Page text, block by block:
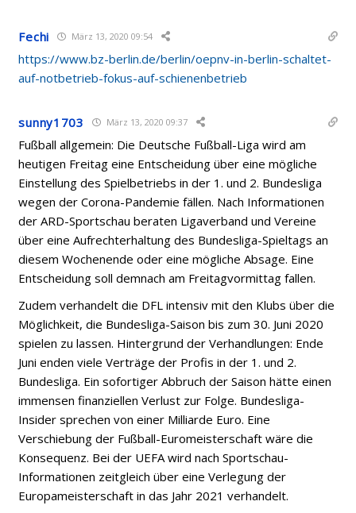
Fechi März 13, 2020 09:54
https://www.bz-berlin.de/berlin/oepnv-in-berlin-schaltet-
auf-notbetrieb-fokus-auf-schienenbetrieb
sunny1703 März 13, 2020 09:37
Fußball allgemein: Die Deutsche Fußball-Liga wird am
heutigen Freitag eine Entscheidung über eine mögliche
Einstellung des Spielbetriebs in der 1. und 2. Bundesliga
wegen der Corona-Pandemie fällen. Nach Informationen
der ARD-Sportschau beraten Ligaverband und Vereine
über eine Aufrechterhaltung des Bundesliga-Spieltags an
diesem Wochenende oder eine mögliche Absage. Eine
Entscheidung soll demnach am Freitagvormittag fallen.
Zudem verhandelt die DFL intensiv mit den Klubs über die
Möglichkeit, die Bundesliga-Saison bis zum 30. Juni 2020
spielen zu lassen. Hintergrund der Verhandlungen: Ende
Juni enden viele Verträge der Profis in der 1. und 2.
Bundesliga. Ein sofortiger Abbruch der Saison hätte einen
immensen finanziellen Verlust zur Folge. Bundesliga-
Insider sprechen von einer Milliarde Euro. Eine
Verschiebung der Fußball-Euromeisterschaft wäre die
Konsequenz. Bei der UEFA wird nach Sportschau-
Informationen zeitgleich über eine Verlegung der
Europameisterschaft in das Jahr 2021 verhandelt.